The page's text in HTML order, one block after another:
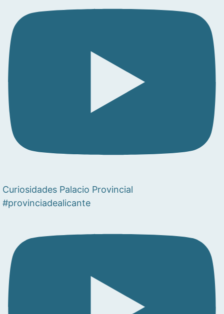
Curiosidades Palacio Provincial
#provinciadealicante